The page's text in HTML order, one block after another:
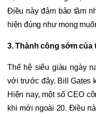
Điều này đảm bảo tầm
hiện đúng như mong
3. Thành công sớm của
Thế hệ siêu giàu ngày
với trước đây. Bill Gates
Hiện nay, một số CEO
khi mới ngoài 20. Điều